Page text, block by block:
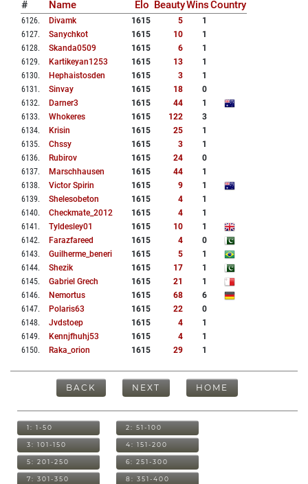
# Name Elo BeautyWinsCountry
6126. Divamk 1615 5
1
6127. Sanychkot 1615 10
1
6128. Skanda0509 1615 6
1
6129. Kartikeyan1253 1615 13
1
6130. Hephaistosden 1615 3
1
6131 . Sinvay 1615 18
0
6132. Darner3 1615 44
1
6133. Whokeres 1615 122
3
6134. Krisin 1615 25
1
6135. Chssy 1615 3
1
6136. Rubirov 1615 24
0
6137. Marschhausen 1615 44
1
6138. Victor Spirin 1615 9
1
6139. Shelesobeton 1615 4
1
6140. Checkmate_2012 1615 4
1
6141 . Tyldesley01 1615 10
1
6142. Farazfareed 1615 4
0
6143. Guilherme_beneri 1615 5
1
6144. Shezik 1615 17
1
6145. Gabriel Grech 1615 21
1
6146. Nemortus 1615 68
6
6147. Polaris63 1615 22
0
6148. Jvdstoep 1615 4
1
6149. Kennjfhuhj53 1615 4
1
6150. Raka_orion 1615 29 1
BACK NEXT HOME
1: 1-50 2: 51-100
3: 101-150 4: 151-200
5: 201-250 6: 251-300
7: 301-350 8: 351-400